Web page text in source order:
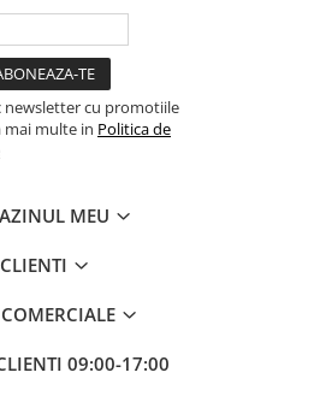
newsletter cu promotiile
mai multe in Politica de
MEU
CLIENTI
09:00-17:00